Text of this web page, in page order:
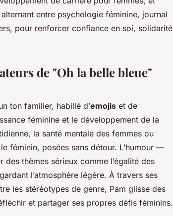
entre psychologie féminine, journal
pour renforcer confiance en soi, solidarité
de "Oh la belle bleue"
ton familier, habillé d’emojis et de
féminine et le développement de la
la santé mentale des femmes ou
féminin, posées sans détour. L’humour —
thèmes sérieux comme l’égalité des
l’atmosphère légère. À travers ses
les stéréotypes de genre, Pam glisse des
et partager ses propres défis féminins.